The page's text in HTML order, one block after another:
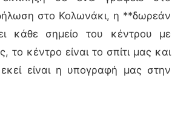
στο Κολωνάκι, η **δωρεάν
κάθε σημείο του κέντρου με
το κέντρο είναι το σπίτι μας και
είναι η υπογραφή μας στην